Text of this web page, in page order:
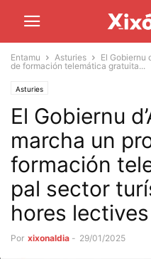
Entamu Asturies
El Gobiernu
de formación telemática gratuita...
Asturies
El Gobiernu
marcha un
formación
pal sector
hores lectives
Por xixonaldia - 29/01/2025